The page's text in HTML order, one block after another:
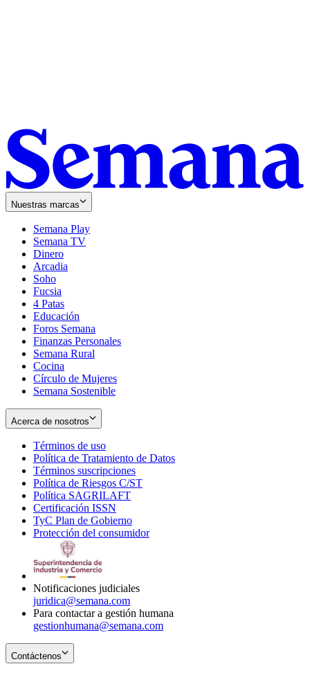
Nuestras marcas
Semana Play
Semana TV
Dinero
Arcadia
Soho
in
new
window
Fucsia
in
new
window
4 Patas
Educación
Foros Semana
Finanzas Personales
Semana Rural
Cocina
Círculo de Mujeres
Semana Sostenible
Acerca de nosotros
Términos de uso
in
new
window
Política de Tratamiento de Datos
Términos suscripciones
in
Política de Riesgos C/ST
Política SAGRILAFT
new
window
Certificación ISSN
in
new
TyC Plan de Gobierno
in
Protección del consumidorOpens
Notificaciones judiciales
juridica@semana.com
Para contactar a gestión humana
gestionhumana@semana.com
Contáctenos